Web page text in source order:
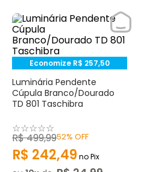
Economize R$ 257,50
Luminária Pendente
Cúpula Branco/Dourado
TD 801 Taschibra
☆☆☆☆☆
R$499,9952% OFF
R$ 242,49no Pix